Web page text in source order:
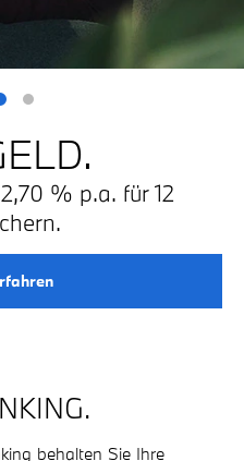
% p.a. für 12
behalten Sie Ihre